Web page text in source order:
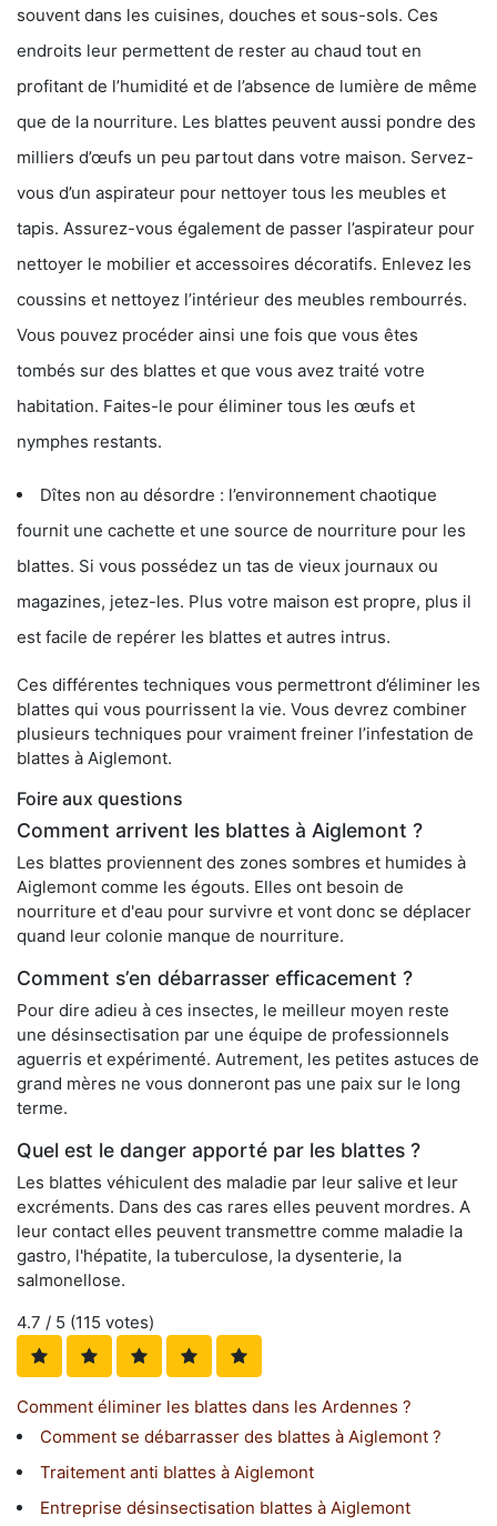
souvent dans les cuisines, douches et sous-sols. Ces
endroits leur permettent de rester au chaud tout en
profitant de l’humidité et de l’absence de lumière de même
que de la nourriture. Les blattes peuvent aussi pondre des
milliers d’œufs un peu partout dans votre maison. Servez-
vous d’un aspirateur pour nettoyer tous les meubles et
tapis. Assurez-vous également de passer l’aspirateur pour
nettoyer le mobilier et accessoires décoratifs. Enlevez les
coussins et nettoyez l’intérieur des meubles rembourrés.
Vous pouvez procéder ainsi une fois que vous êtes
tombés sur des blattes et que vous avez traité votre
habitation. Faites-le pour éliminer tous les œufs et
nymphes restants.
Dîtes non au désordre : l’environnement chaotique
fournit une cachette et une source de nourriture pour les
blattes. Si vous possédez un tas de vieux journaux ou
magazines, jetez-les. Plus votre maison est propre, plus il
est facile de repérer les blattes et autres intrus.
Ces différentes techniques vous permettront d’éliminer les
blattes qui vous pourrissent la vie. Vous devrez combiner
plusieurs techniques pour vraiment freiner l’infestation de
blattes à Aiglemont.
Foire aux questions
Comment arrivent les blattes à Aiglemont ?
Les blattes proviennent des zones sombres et humides à
Aiglemont comme les égouts. Elles ont besoin de
nourriture et d'eau pour survivre et vont donc se déplacer
quand leur colonie manque de nourriture.
Comment s’en débarrasser efficacement ?
Pour dire adieu à ces insectes, le meilleur moyen reste
une désinsectisation par une équipe de professionnels
aguerris et expérimenté. Autrement, les petites astuces de
grand mères ne vous donneront pas une paix sur le long
terme.
Quel est le danger apporté par les blattes ?
Les blattes véhiculent des maladie par leur salive et leur
excréments. Dans des cas rares elles peuvent mordres. A
leur contact elles peuvent transmettre comme maladie la
gastro, l'hépatite, la tuberculose, la dysenterie, la
salmonellose.
4.7 / 5 (115 votes)
Comment éliminer les blattes dans les Ardennes ?
Comment se débarrasser des blattes à Aiglemont ?
Traitement anti blattes à Aiglemont
Entreprise désinsectisation blattes à Aiglemont